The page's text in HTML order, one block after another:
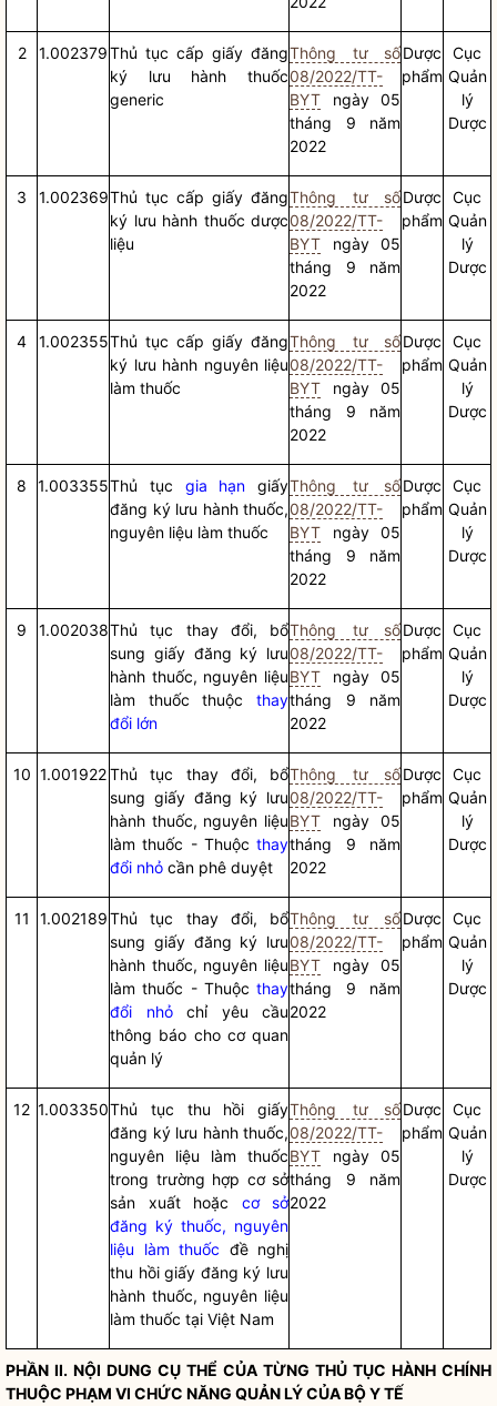
2 1.002379Thủ tục cấp giấy đăng
ký lưu hành thuốc
generic
Thông tư số
08/2022/TT-
BYT ngày 05
tháng 9 năm
2022
Dược
phẩm
Cục
Quản
lý
Dược
3 1.002369Thủ tục cấp giấy đăng
ký lưu hành thuốc dược
liệu
Thông tư số
08/2022/TT-
BYT ngày 05
tháng 9 năm
2022
Dược
phẩm
Cục
Quản
lý
Dược
4 1.002355Thủ tục cấp giấy đăng
ký lưu hành nguyên liệu
làm thuốc
Thông tư số
08/2022/TT-
BYT ngày 05
tháng 9 năm
2022
Dược
phẩm
Cục
Quản
lý
Dược
8 1.003355Thủ tục gia hạn giấy
đăng ký lưu hành thuốc,
nguyên liệu làm thuốc
Thông tư số
08/2022/TT-
BYT ngày 05
tháng 9 năm
2022
Dược
phẩm
Cục
Quản
lý
Dược
9 1.002038Thủ tục thay đổi, bổ
sung giấy đăng ký lưu
hành thuốc, nguyên liệu
làm thuốc thuộc thay
đổi lớn
Thông tư số
08/2022/TT-
BYT ngày 05
tháng 9 năm
2022
Dược
phẩm
Cục
Quản
lý
Dược
10 1.001922Thủ tục thay đổi, bổ
sung giấy đăng ký lưu
hành thuốc, nguyên liệu
làm thuốc - Thuộc thay
đổi nhỏ cần phê duyệt
Thông tư số
08/2022/TT-
BYT ngày 05
tháng 9 năm
2022
Dược
phẩm
Cục
Quản
lý
Dược
11 1.002189Thủ tục thay đổi, bổ
sung giấy đăng ký lưu
hành thuốc, nguyên liệu
làm thuốc - Thuộc thay
đổi nhỏchỉ yêu cầu
thông báo cho cơ quan
quản lý
Thông tư số
08/2022/TT-
BYT ngày 05
tháng 9 năm
2022
Dược
phẩm
Cục
Quản
lý
Dược
12 1.003350Thủ tục thu hồi giấy
đăng ký lưu hành thuốc,
nguyên liệu làm thuốc
trong trường hợp cơ sở
sản xuất hoặc cơ sở
đăng ký thuốc, nguyên
liệu làm thuốc đề nghị
thu hồi giấy đăng ký lưu
hành thuốc, nguyên liệu
làm thuốc tại Việt Nam
Thông tư số
08/2022/TT-
BYT ngày 05
tháng 9 năm
2022
Dược
phẩm
Cục
Quản
lý
Dược
PHẦN II. NỘI DUNG CỤ THỂ CỦA TỪNG THỦ TỤC HÀNH CHÍNH
THUỘC PHẠM VI CHỨC NĂNG QUẢN LÝ CỦA BỘ Y TẾ